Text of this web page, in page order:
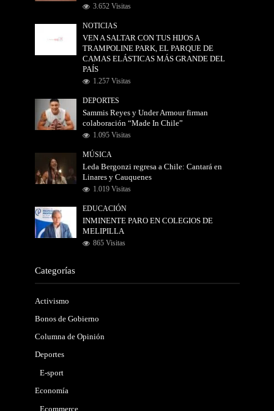
3.652 Visitas
NOTICIAS
VEN A SALTAR CON TUS HIJOS A
TRAMPOLINE PARK, EL PARQUE DE
CAMAS ELÁSTICAS MÁS GRANDE DEL
PAÍS
1.257 Visitas
DEPORTES
Sammis Reyes y Under Armour firman
colaboración “Made In Chile”
1.095 Visitas
MÚSICA
Leda Bergonzi regresa a Chile: Cantará en
Linares y Cauquenes
1.019 Visitas
EDUCACIÓN
INMINENTE PARO EN COLEGIOS DE
MELIPILLA
865 Visitas
Categorías
Activismo
Bonos de Gobierno
Columna de Opinión
Deportes
E-sport
Economía
Ecommerce